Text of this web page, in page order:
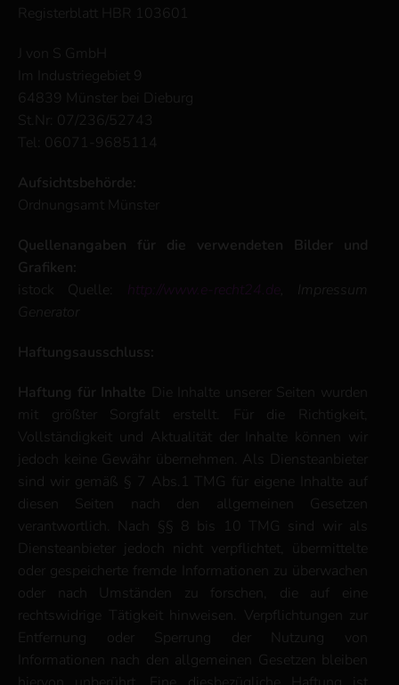
Registerblatt HBR 103601
J von S GmbH
Im Industriegebiet 9
64839 Münster bei Dieburg
St.Nr: 07/236/52743
Tel: 06071-9685114
Aufsichtsbehörde:
Ordnungsamt Münster
Quellenangaben für die verwendeten Bilder und
Grafiken:
istock Quelle:
http://www.e-recht24.de
, Impressum
Generator
Haftungsausschluss:
Haftung für Inhalte Die Inhalte unserer Seiten wurden
mit größter Sorgfalt erstellt. Für die Richtigkeit,
Vollständigkeit und Aktualität der Inhalte können wir
jedoch keine Gewähr übernehmen. Als Diensteanbieter
sind wir gemäß § 7 Abs.1 TMG für eigene Inhalte auf
diesen Seiten nach den allgemeinen Gesetzen
verantwortlich. Nach §§ 8 bis 10 TMG sind wir als
Diensteanbieter jedoch nicht verpflichtet, übermittelte
oder gespeicherte fremde Informationen zu überwachen
oder nach Umständen zu forschen, die auf eine
rechtswidrige Tätigkeit hinweisen. Verpflichtungen zur
Entfernung oder Sperrung der Nutzung von
Informationen nach den allgemeinen Gesetzen bleiben